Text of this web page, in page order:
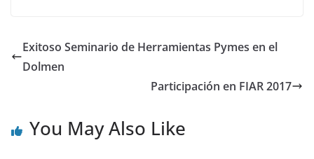
Exitoso Seminario de Herramientas Pymes en el
Dolmen
Participación en FIAR 2017
You May Also Like